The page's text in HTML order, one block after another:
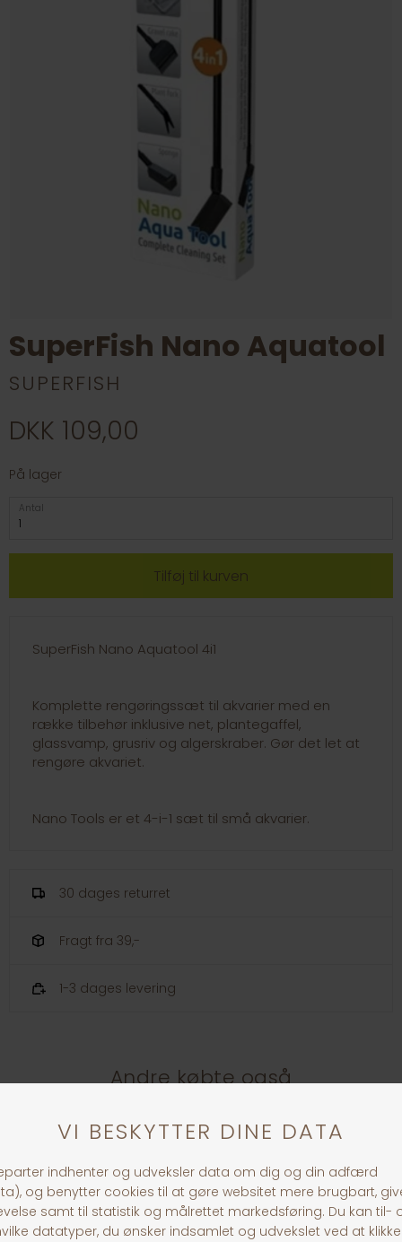
SuperFish Nano Aquatool
SUPERFISH
DKK 109,00
På lager
Antal
SuperFish Nano Aquatool 4i1
Komplette rengøringssæt til akvarier med en
række tilbehør inklusive net, plantegaffel,
glassvamp, grusriv og algerskraber. Gør det let at
rengøre akvariet.
Nano Tools er et 4-i-1 sæt til små akvarier.
30 dages returret
Fragt fra 39,-
1-3 dages levering
Andre købte også